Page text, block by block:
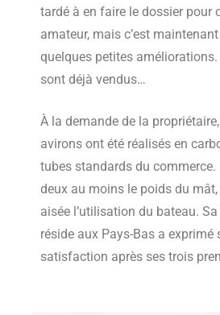
tardé à en faire le dossier pour
amateur, mais c’est
quelques petites
sont déjà vendus…
À la demande de la
avirons ont été réalisés en
tubes standards du
deux au moins le poids du
aisée l’utilisation du bateau.
réside aux Pays-Bas a exprimé
satisfaction après ses trois